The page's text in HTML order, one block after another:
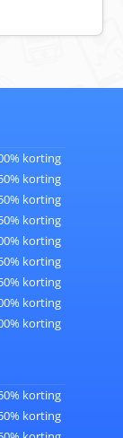
korting
korting
korting
korting
korting
korting
korting
korting
korting
korting
korting